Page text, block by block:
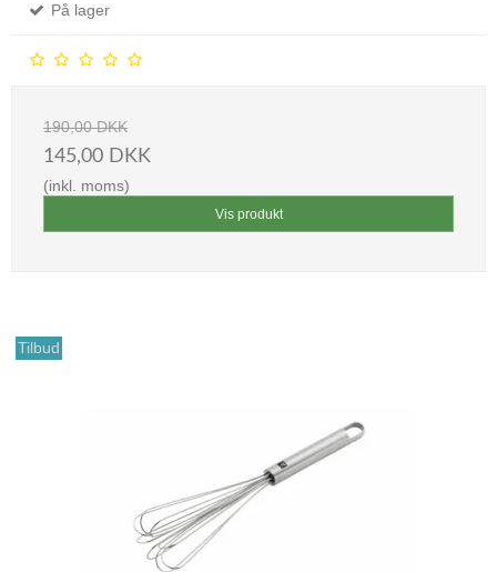
På lager
190,00 DKK
145,00 DKK
(inkl. moms)
Vis produkt
Tilbud